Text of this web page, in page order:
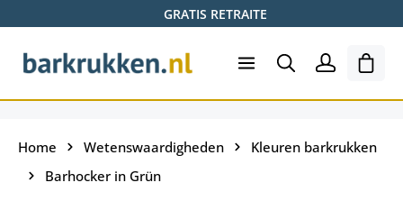
GRATIS RETRAITE
Home Wetenswaardigheden
Kleuren barkrukken
Barhocker in Grün